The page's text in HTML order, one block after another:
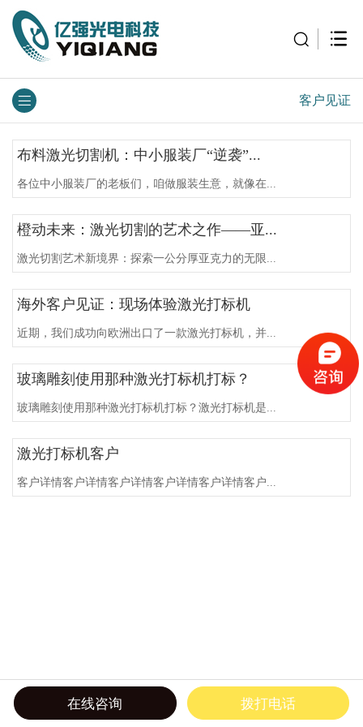
客户见证
布料激光切割机：中小服装厂“逆袭”...
各位中小服装厂的老板们，咱做服装生意，就像在...
橙动未来：激光切割的艺术之作——亚...
激光切割艺术新境界：探索一公分厚亚克力的无限...
海外客户见证：现场体验激光打标机
近期，我们成功向欧洲出口了一款激光打标机，并...
玻璃雕刻使用那种激光打标机打标？
玻璃雕刻使用那种激光打标机打标？激光打标机是...
激光打标机客户
客户详情客户详情客户详情客户详情客户详情客户...
首页 联系
在线咨询 拨打电话